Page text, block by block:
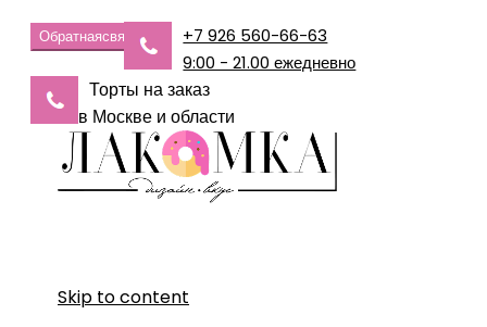
Обратнаясвязь
+7 926 560-66-63
9:00 - 21.00 ежедневно
Торты на заказ
в Москве и области
Skip to content